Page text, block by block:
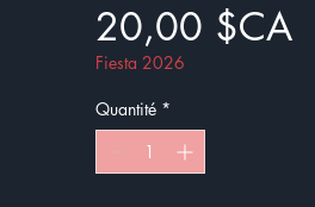
20,00 $CA
Fiesta 2026
Quantité *